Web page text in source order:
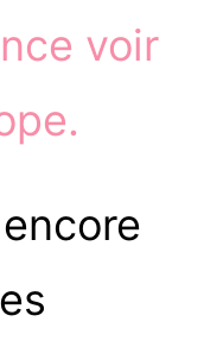
voir